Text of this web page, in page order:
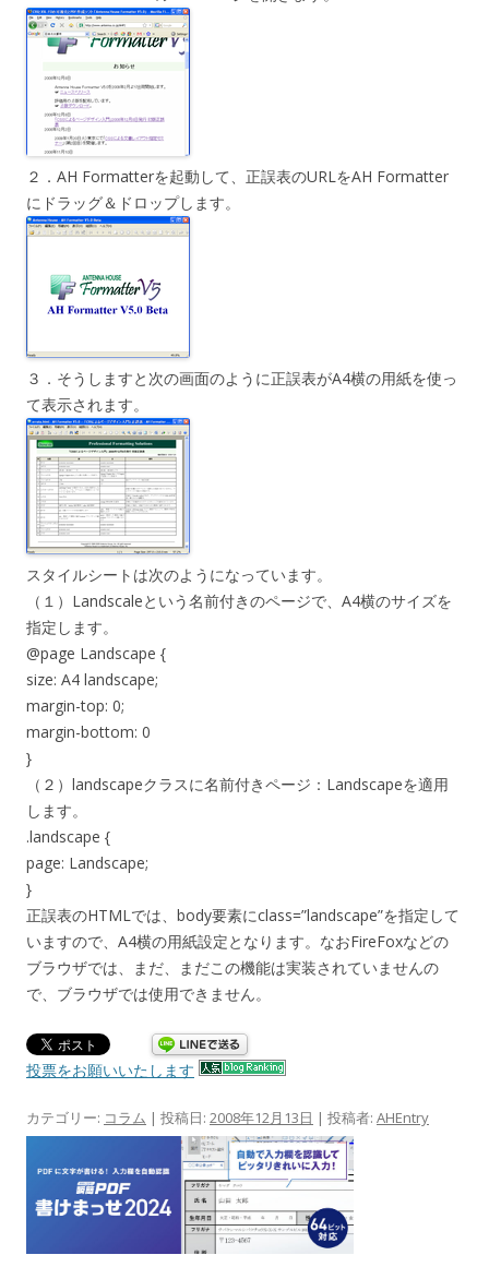
２．AH Formatterを起動して、正誤表のURLをAH Formatter
にドラッグ＆ドロップします。
３．そうしますと次の画面のように正誤表がA4横の用紙を使っ
て表示されます。
スタイルシートは次のようになっています。
（１）Landscaleという名前付きのページで、A4横のサイズを
指定します。
@page Landscape {
size: A4 landscape;
margin-top: 0;
margin-bottom: 0
}
（２）landscapeクラスに名前付きページ：Landscapeを適用
します。
.landscape {
page: Landscape;
}
正誤表のHTMLでは、body要素にclass=”landscape”を指定して
いますので、A4横の用紙設定となります。なおFireFoxなどの
ブラウザでは、まだ、まだこの機能は実装されていませんの
で、ブラウザでは使用できません。
投票をお願いいたします
カテゴリー: コラム | 投稿日: 2008年12月13日 | 投稿者: AHEntry